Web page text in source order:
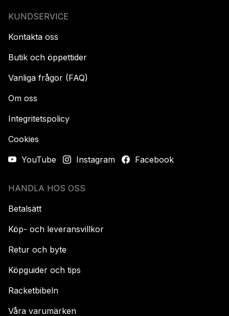
KUNDSERVICE
Kontakta oss
Butik och öppettider
Vanliga frågor (FAQ)
Om oss
Integritetspolicy
Cookies
YouTube
Instagram Facebook
HANDLA HOS OSS
Betalsätt
Köp- och leveransvillkor
Retur och byte
Köpguider och tips
Racketbibeln
Våra varumärken